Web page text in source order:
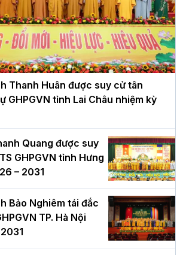
Thanh Huân được suy cử tân
GHPGVN tỉnh Lai Châu nhiệm kỳ
Quang được suy
GHPGVN tỉnh Hưng
– 2031
Bảo Nghiêm tái đắc
TP. Hà Nội